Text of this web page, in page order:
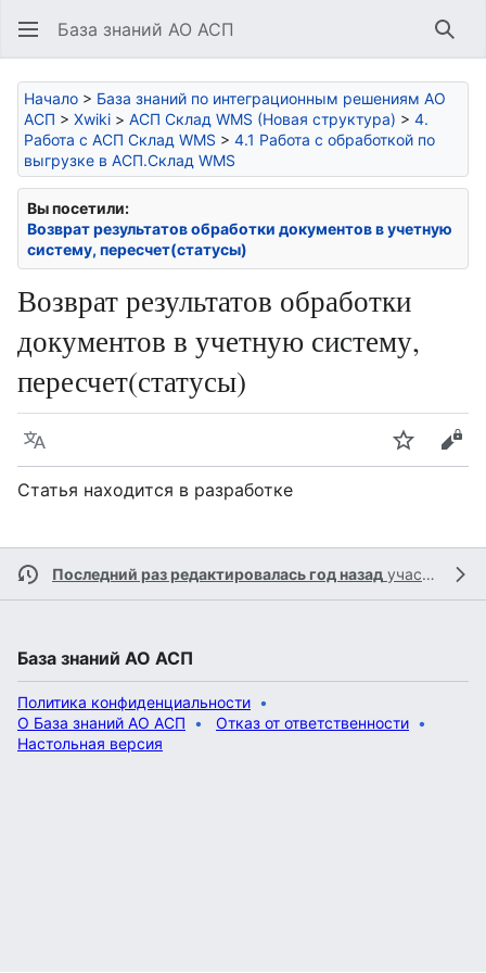
База знаний АО АСП
Начало > База знаний по интеграционным решениям АО
АСП > Xwiki > АСП Склад WMS (Новая структура) > 4.
Работа с АСП Склад WMS > 4.1 Работа с обработкой по
выгрузке в АСП.Склад WMS
Вы посетили:
Возврат результатов обработки документов в учетную
систему, пересчет(статусы)
Возврат результатов обработки
документов в учетную систему,
пересчет(статусы)
Язык Следить
Статья находится в разработке
Последний раз редактировалась год назад участником
База знаний АО АСП
Политика конфиденциальности
О База знаний АО АСП
Отказ от ответственности
Настольная версия